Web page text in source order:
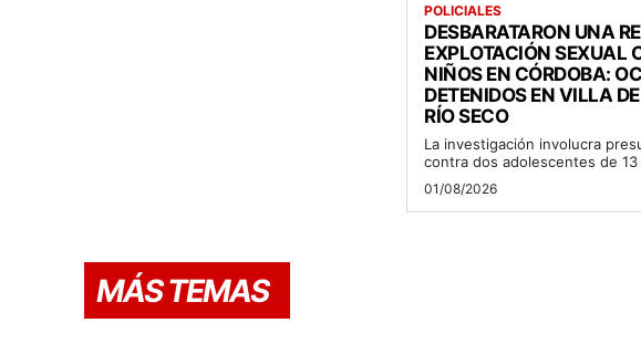
POLICIALES
DESBARATARON UNA
EXPLOTACIÓN SEXUAL
NIÑOS EN CÓRDOBA:
DETENIDOS EN VILLA
RÍO SECO
La investigación involucra
contra dos adolescentes de 13
01/08/2026
MÁS TEMAS